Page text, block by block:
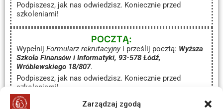
Zarządzaj zgodą
Podpiszesz, jak nas odwiedzisz. Koniecznie przed
szkoleniami!
POCZTĄ:
Wypełnij Formularz rekrutacyjnyi prześlij pocztą: Wyższa
Szkoła Finansów i Informatyki, 93-578 Łódź,
Wróblewskiego 18/807.
Podpiszesz, jak nas odwiedzisz. Koniecznie przed
szkoleniami!